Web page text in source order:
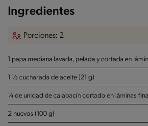
Ingredientes
Porciones: 2
1 papa mediana lavada, pelada y cortada en
1 ½ cucharada de aceite (21 g)
¼ de unidad de calabacín cortado en láminas
2 huevos (100 g)